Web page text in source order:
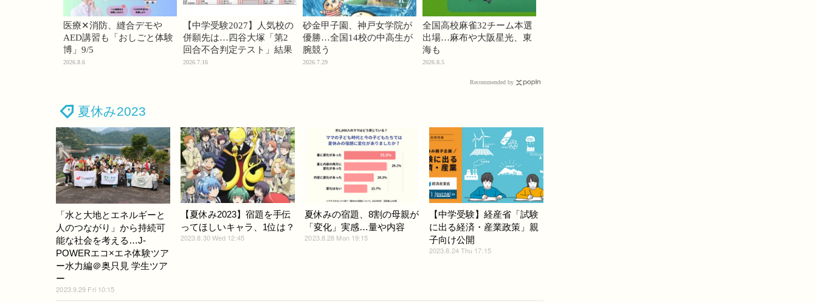
医療✕消防、縫合デモや
AED講習も「おしごと体験
博」9/5
2026.8.6
【中学受験2027】人気校の
併願先は…四谷大塚「第2
回合不合判定テスト」結果
2026.7.16
砂金甲子園、神戸女学院が
優勝…全国14校の中高生が
腕競う
2026.7.29
全国高校麻雀32チーム本選
出場…麻布や大阪星光、東
海も
2026.8.5
Recommended by
夏休み2023
「水と大地とエネルギーと
人のつながり」から持続可
能な社会を考える…J-
POWERエコ×エネ体験ツア
ー水力編＠奥只見 学生ツア
ー
2023.9.29 Fri 10:15
【夏休み2023】宿題を手伝
ってほしいキャラ、1位は？
2023.8.30 Wed 12:45
夏休みの宿題、8割の母親が
「変化」実感…量や内容
2023.8.28 Mon 19:15
【中学受験】経産省「試験
に出る経済・産業政策」親
子向け公開
2023.8.24 Thu 17:15